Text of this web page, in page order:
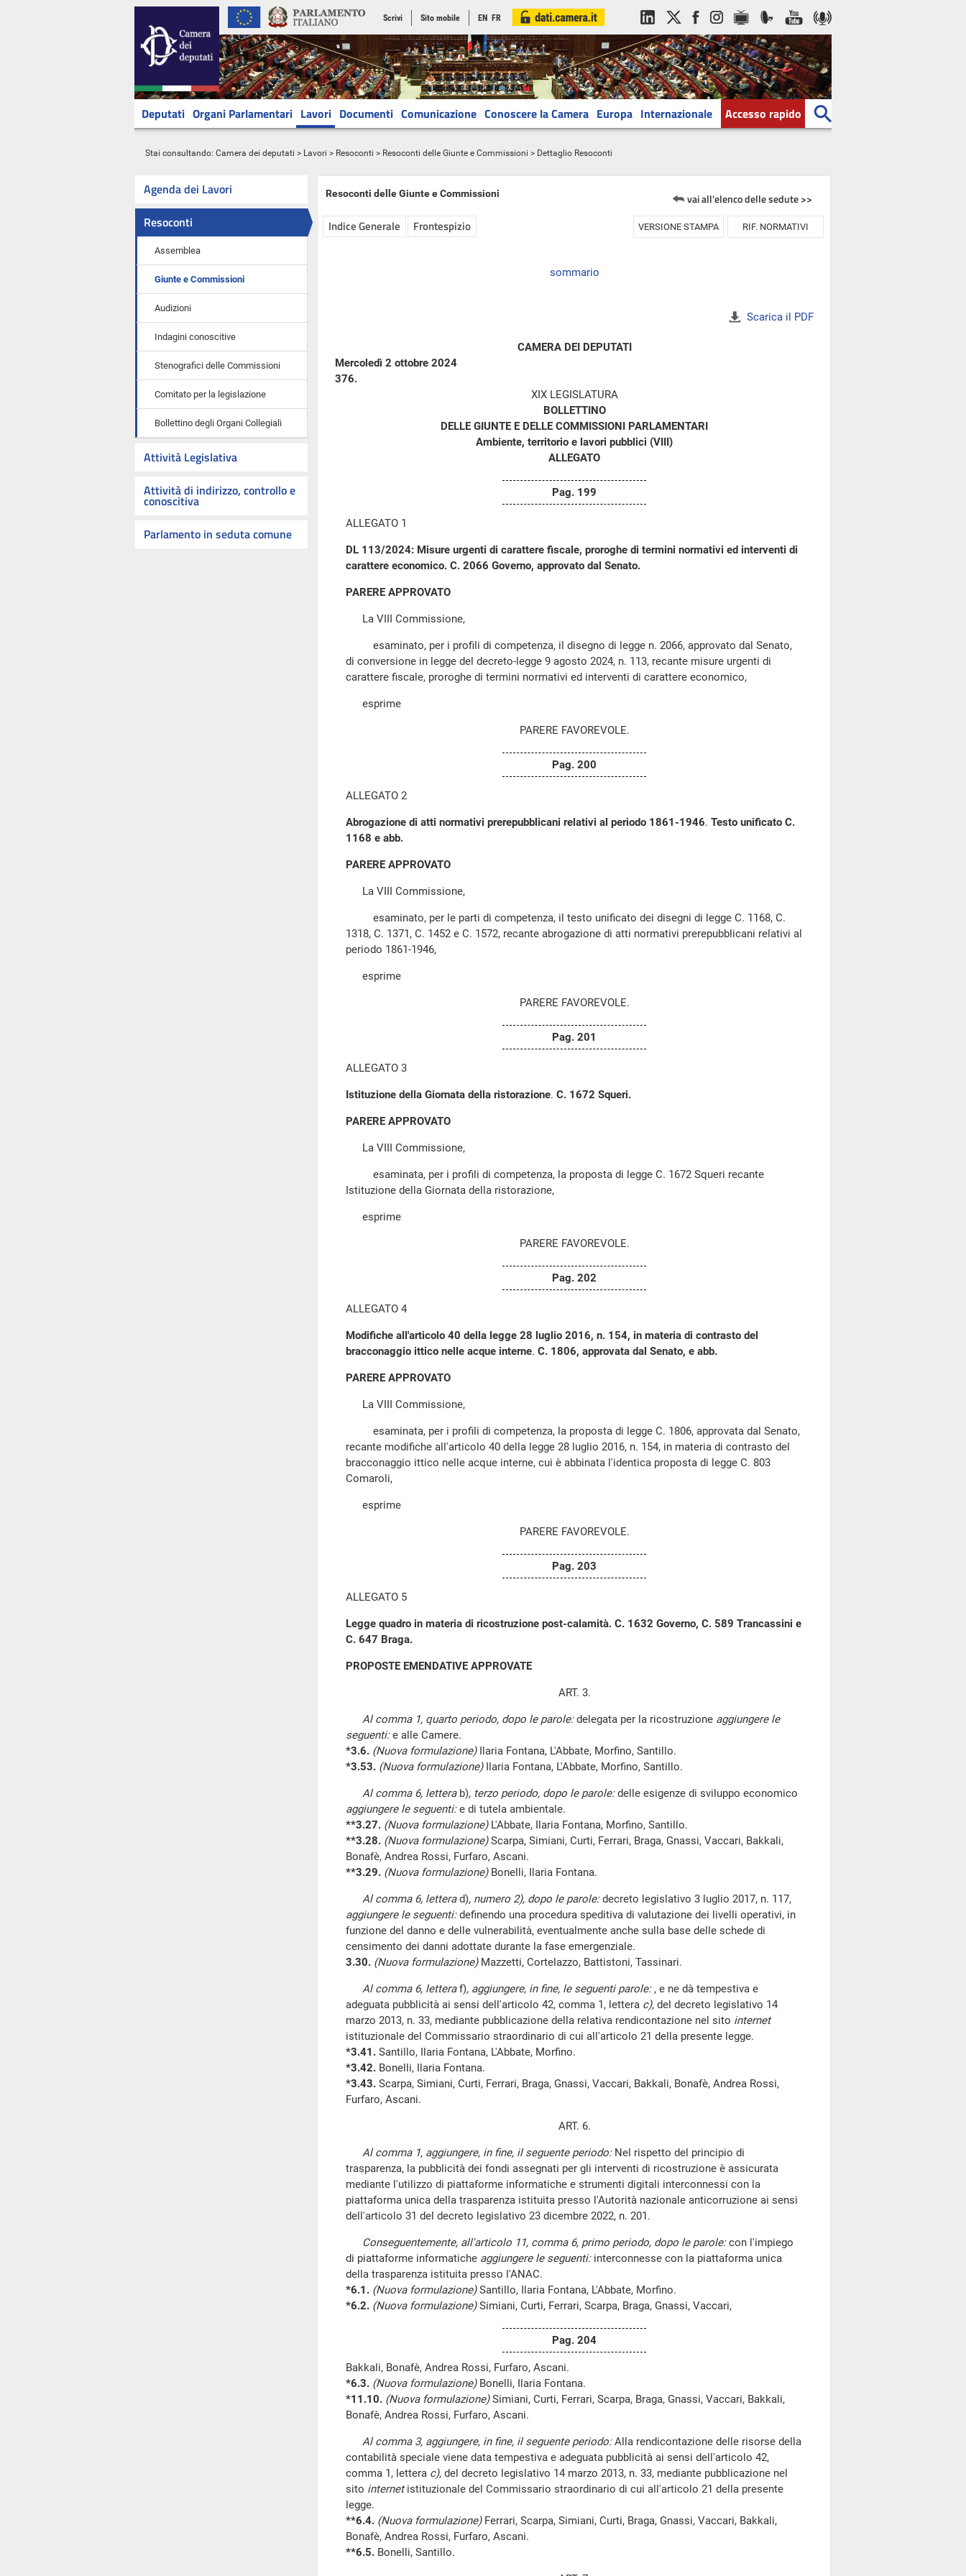
Scrivi Sito mobile EN FR
Deputati Organi Parlamentari Lavori Documenti Comunicazione Conoscere la Camera Europa Internazionale Accesso rapido
Stai consultando: Camera dei deputati > Lavori > Resoconti > Resoconti delle Giunte e Commissioni > Dettaglio Resoconti
Agenda dei Lavori
Resoconti
Assemblea
Giunte e Commissioni
Audizioni
Indagini conoscitive
Stenografici delle Commissioni
Comitato per la legislazione
Bollettino degli Organi Collegiali
Attività Legislativa
Attività di indirizzo, controllo e
conoscitiva
Parlamento in seduta comune
Resoconti delle Giunte e Commissioni vai all'elenco delle sedute >>
Indice Generale Frontespizio VERSIONE STAMPA RIF. NORMATIVI
sommario
Scarica il PDF
CAMERA DEI DEPUTATI
Mercoledì 2 ottobre 2024
376.
XIX LEGISLATURA
BOLLETTINO
DELLE GIUNTE E DELLE COMMISSIONI PARLAMENTARI
Ambiente, territorio e lavori pubblici (VIII)
ALLEGATO
Pag. 199
ALLEGATO 1
DL 113/2024: Misure urgenti di carattere fiscale, proroghe di termini normativi ed interventi di
carattere economico. C. 2066 Governo, approvato dal Senato.
PARERE APPROVATO
La VIII Commissione,
esaminato, per i profili di competenza, il disegno di legge n. 2066, approvato dal Senato,
di conversione in legge del decreto-legge 9 agosto 2024, n. 113, recante misure urgenti di
carattere fiscale, proroghe di termini normativi ed interventi di carattere economico,
esprime
PARERE FAVOREVOLE.
Pag. 200
ALLEGATO 2
Abrogazione di atti normativi prerepubblicani relativi al periodo 1861-1946. Testo unificato C.
1168 e abb.
PARERE APPROVATO
La VIII Commissione,
esaminato, per le parti di competenza, il testo unificato dei disegni di legge C. 1168, C.
1318, C. 1371, C. 1452 e C. 1572, recante abrogazione di atti normativi prerepubblicani relativi al
periodo 1861-1946,
esprime
PARERE FAVOREVOLE.
Pag. 201
ALLEGATO 3
Istituzione della Giornata della ristorazione. C. 1672 Squeri.
PARERE APPROVATO
La VIII Commissione,
esaminata, per i profili di competenza, la proposta di legge C. 1672 Squeri recante
Istituzione della Giornata della ristorazione,
esprime
PARERE FAVOREVOLE.
Pag. 202
ALLEGATO 4
Modifiche all'articolo 40 della legge 28 luglio 2016, n. 154, in materia di contrasto del
bracconaggio ittico nelle acque interne. C. 1806, approvata dal Senato, e abb.
PARERE APPROVATO
La VIII Commissione,
esaminata, per i profili di competenza, la proposta di legge C. 1806, approvata dal Senato,
recante modifiche all'articolo 40 della legge 28 luglio 2016, n. 154, in materia di contrasto del
bracconaggio ittico nelle acque interne, cui è abbinata l'identica proposta di legge C. 803
Comaroli,
esprime
PARERE FAVOREVOLE.
Pag. 203
ALLEGATO 5
Legge quadro in materia di ricostruzione post-calamità. C. 1632 Governo, C. 589 Trancassini e
C. 647 Braga.
PROPOSTE EMENDATIVE APPROVATE
ART. 3.
Al comma 1, quarto periodo, dopo le parole:delegata per la ricostruzione aggiungere le
seguenti:e alle Camere.
*3.6. (Nuova formulazione)Ilaria Fontana, L'Abbate, Morfino, Santillo.
*3.53. (Nuova formulazione)Ilaria Fontana, L'Abbate, Morfino, Santillo.
Al comma 6, letterab), terzo periodo, dopo le parole:delle esigenze di sviluppo economico
aggiungere le seguenti:e di tutela ambientale.
**3.27. (Nuova formulazione)L'Abbate, Ilaria Fontana, Morfino, Santillo.
**3.28. (Nuova formulazione)Scarpa, Simiani, Curti, Ferrari, Braga, Gnassi, Vaccari, Bakkali,
Bonafè, Andrea Rossi, Furfaro, Ascani.
**3.29. (Nuova formulazione)Bonelli, Ilaria Fontana.
Al comma 6, letterad), numero 2), dopo le parole:decreto legislativo 3 luglio 2017, n. 117,
aggiungere le seguenti:definendo una procedura speditiva di valutazione dei livelli operativi, in
funzione del danno e delle vulnerabilità, eventualmente anche sulla base delle schede di
censimento dei danni adottate durante la fase emergenziale.
3.30. (Nuova formulazione)Mazzetti, Cortelazzo, Battistoni, Tassinari.
Al comma 6, letteraf), aggiungere, in fine, le seguenti parole:, e ne dà tempestiva e
adeguata pubblicità ai sensi dell'articolo 42, comma 1, lettera c), del decreto legislativo 14
marzo 2013, n. 33, mediante pubblicazione della relativa rendicontazione nel sito internet
istituzionale del Commissario straordinario di cui all'articolo 21 della presente legge.
*3.41. Santillo, Ilaria Fontana, L'Abbate, Morfino.
*3.42. Bonelli, Ilaria Fontana.
*3.43. Scarpa, Simiani, Curti, Ferrari, Braga, Gnassi, Vaccari, Bakkali, Bonafè, Andrea Rossi,
Furfaro, Ascani.
ART. 6.
Al comma 1, aggiungere, in fine, il seguente periodo:Nel rispetto del principio di
trasparenza, la pubblicità dei fondi assegnati per gli interventi di ricostruzione è assicurata
mediante l'utilizzo di piattaforme informatiche e strumenti digitali interconnessi con la
piattaforma unica della trasparenza istituita presso l'Autorità nazionale anticorruzione ai sensi
dell'articolo 31 del decreto legislativo 23 dicembre 2022, n. 201.
Conseguentemente, all'articolo 11, comma 6, primo periodo, dopo le parole:con l'impiego
di piattaforme informatiche aggiungere le seguenti:interconnesse con la piattaforma unica
della trasparenza istituita presso l'ANAC.
*6.1. (Nuova formulazione)Santillo, Ilaria Fontana, L'Abbate, Morfino.
*6.2. (Nuova formulazione)Simiani, Curti, Ferrari, Scarpa, Braga, Gnassi, Vaccari,
Pag. 204
Bakkali, Bonafè, Andrea Rossi, Furfaro, Ascani.
*6.3. (Nuova formulazione)Bonelli, Ilaria Fontana.
*11.10. (Nuova formulazione)Simiani, Curti, Ferrari, Scarpa, Braga, Gnassi, Vaccari, Bakkali,
Bonafè, Andrea Rossi, Furfaro, Ascani.
Al comma 3, aggiungere, in fine, il seguente periodo:Alla rendicontazione delle risorse della
contabilità speciale viene data tempestiva e adeguata pubblicità ai sensi dell'articolo 42,
comma 1, lettera c), del decreto legislativo 14 marzo 2013, n. 33, mediante pubblicazione nel
sito internetistituzionale del Commissario straordinario di cui all'articolo 21 della presente
legge.
**6.4. (Nuova formulazione)Ferrari, Scarpa, Simiani, Curti, Braga, Gnassi, Vaccari, Bakkali,
Bonafè, Andrea Rossi, Furfaro, Ascani.
**6.5. Bonelli, Santillo.